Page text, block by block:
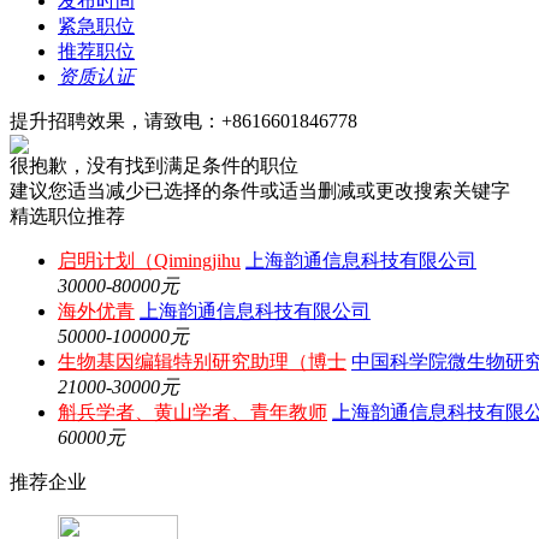
紧急职位
推荐职位
资质认证
提升招聘效果，请致电：+8616601846778
很抱歉，没有找到满足条件的职位
建议您适当减少已选择的条件或适当删减或更改搜索关键字
精选职位推荐
启明计划（Qimingjihu
上海韵通信息科技有限公司
30000-80000元
海外优青
上海韵通信息科技有限公司
50000-100000元
生物基因编辑特别研究助理（博士 中国科学院微生物研
21000-30000元
斛兵学者、黄山学者、青年教师
上海韵通信息科技有限
60000元
推荐企业